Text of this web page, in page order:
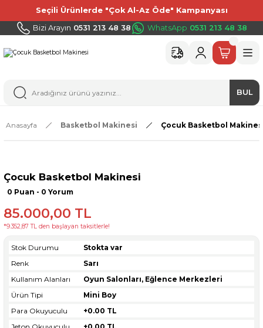
Seçili Ürünlerde "Çok Al-Az Öde" Kampanyası
Bizi Arayın 0531 213 48 38 WhatsApp 0531 213 48 38
BUL
Anasayfa Basketbol Makinesi Çocuk Basketbol
Çocuk Basketbol Makinesi
0 Puan - 0 Yorum
85.000,00 TL
*9.352,87 TL den başlayan taksitlerle!
Stok Durumu
Stokta var
Renk
Sarı
Kullanım Alanları
Oyun Salonları, Eğlence Merkezleri
Ürün Tipi
Mini Boy
Para Okuyuculu
+0.00 TL